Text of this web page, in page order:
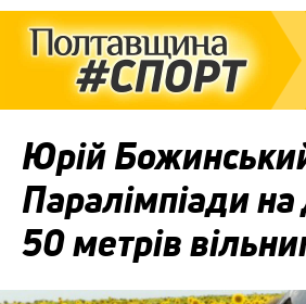
Юрій
Паралімпіади на
50 метрів